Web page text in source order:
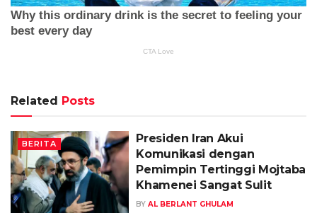
Related Posts
BERITA
Presiden Iran Akui
Komunikasi dengan
Pemimpin Tertinggi Mojtaba
Khamenei Sangat Sulit
BY AL BERLANT GHULAM